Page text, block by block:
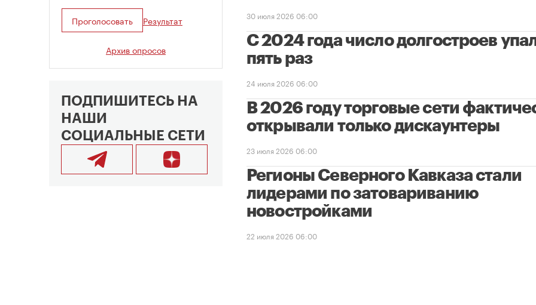
30 июля 2026 06:00
С 2024 года число долгостроев
пять раз
24 июля 2026 06:00
В 2026 году торговые сети
открывали только дискаунтеры
23 июля 2026 06:00
Регионы Северного Кавказа стали
лидерами по затовариванию
новостройками
22 июля 2026 06:00
Проголосовать Результат
Архив опросов
ПОДПИШИТЕСЬ НА
НАШИ
СОЦИАЛЬНЫЕ СЕТИ